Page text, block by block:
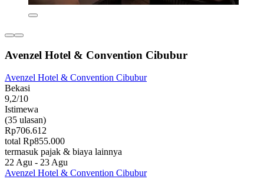
Avenzel Hotel & Convention Cibubur
Avenzel Hotel & Convention Cibubur
Bekasi
9,2/10
Istimewa
(35 ulasan)
Rp706.612
total Rp855.000
termasuk pajak & biaya lainnya
22 Agu - 23 Agu
Avenzel Hotel & Convention Cibubur